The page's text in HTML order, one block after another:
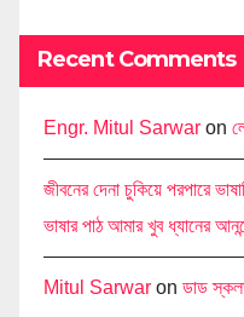
Recent Comments
Engr. Mitul Sarwar on
জীবনের দেনা চুকিয়ে পরপারে
ভাষার পাঠ আমার খুব ধ্যানের
Mitul Sarwar on ডাড